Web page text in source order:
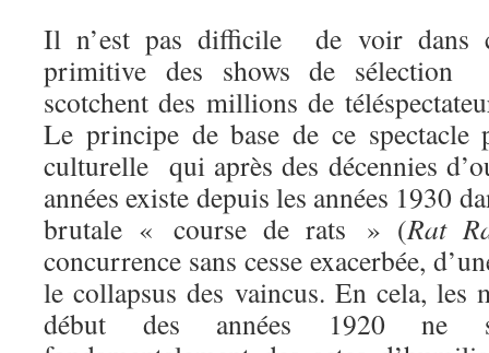
Il n’est pas difficile de voir dans
primitive des shows de sélection
scotchent des millions de
Le principe de base de ce spectacle
culturelle qui après des décennies
années existe depuis les années 1930
brutale « course de rats » (Rat
concurrence sans cesse exacerbée,
le collapsus des vaincus. En cela, les
début des années 1920 ne